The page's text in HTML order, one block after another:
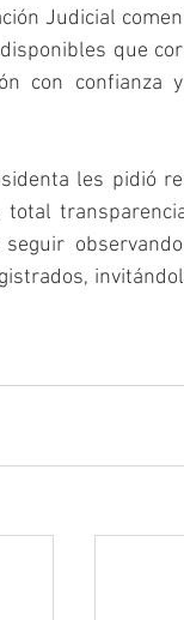
Judicial
que
con
les pidió